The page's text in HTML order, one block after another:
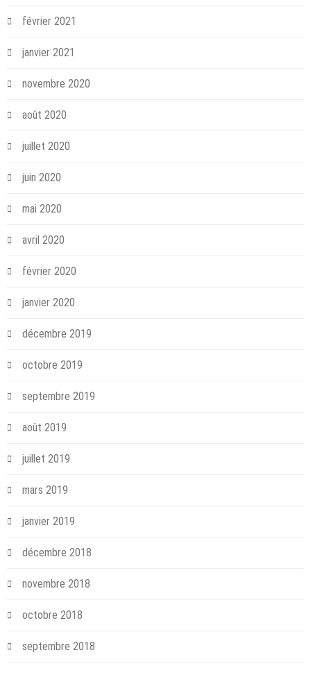
février 2021
janvier 2021
novembre 2020
août 2020
juillet 2020
juin 2020
mai 2020
avril 2020
février 2020
janvier 2020
décembre 2019
octobre 2019
septembre 2019
août 2019
juillet 2019
mars 2019
janvier 2019
décembre 2018
novembre 2018
octobre 2018
septembre 2018